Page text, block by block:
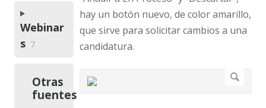
hay un botón nuevo, de color amarillo,
que sirve para solicitar cambios a una
candidatura.
Webinar
s 7
Otras
fuentes